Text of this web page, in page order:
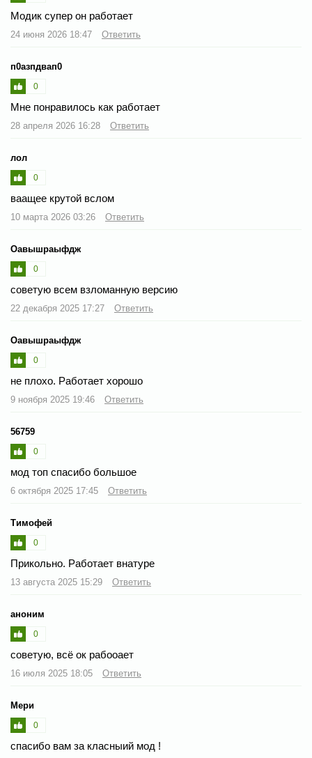
Модик супер он работает
24 июня 2026 18:47 Ответить
п0азпдвап0
0
Мне понравилось как работает
28 апреля 2026 16:28 Ответить
лол
0
ваащее крутой вслом
10 марта 2026 03:26 Ответить
Оавышраыфдж
0
советую всем взломанную версию
22 декабря 2025 17:27 Ответить
Оавышраыфдж
0
не плохо. Работает хорошо
9 ноября 2025 19:46 Ответить
56759
0
мод топ спасибо большое
6 октября 2025 17:45 Ответить
Тимофей
0
Прикольно. Работает внатуре
13 августа 2025 15:29 Ответить
аноним
0
советую, всё ок рабооает
16 июля 2025 18:05 Ответить
Мери
0
спасибо вам за класныий мод !